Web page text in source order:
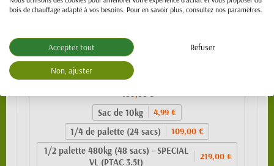
Granulés de bois 100% résineux- BIO PELLET
EnPlus A1 - SAC 10kg
489,00 €
Sac de 10kg 4,99 €
1/4 de palette (24 sacs) 109,00 €
1/2 palette 480kg (48 sacs) - SPECIAL
VL (PTAC 3.5t)
219,00 €
bois de chauffage adapté à vos besoins. Pour en savoir plus, consultez nos paramètres.
Accepter tout Refuser
Non, ajuster